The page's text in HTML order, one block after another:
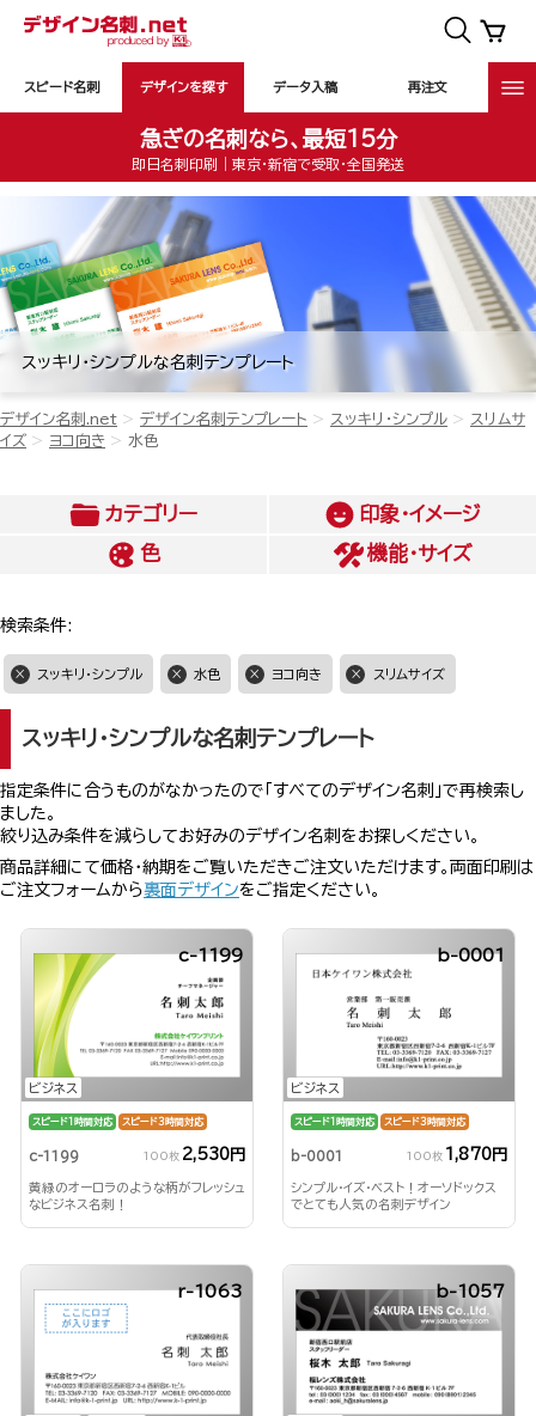
スピード名刺 デザインを探す データ入稿 再注文
急ぎの名刺なら、最短15分
即日名刺印刷｜東京・新宿で受取・全国発送
スッキリ・シンプルな名刺テンプレート
デザイン名刺.net デザイン名刺テンプレート スッキリ・シンプル
スリムサ
イズ
ヨコ向き 水色
カテゴリー
印象・イメージ
色
機能・サイズ
検索条件:
スッキリ・シンプル 水色 ヨコ向き スリムサイズ
スッキリ・シンプルな名刺テンプレート
指定条件に合うものがなかったので「すべてのデザイン名刺」で再検索し
ました。
絞り込み条件を減らしてお好みのデザイン名刺をお探しください。
商品詳細にて価格・納期をご覧いただきご注文いただけます。両面印刷は
ご注文フォームから裏面デザインをご指定ください。
ビジネス
c-1199
スピード1時間対応 スピード3時間対応
c-1199 100枚 2,530円
黄緑のオーロラのような柄がフレッシュ
なビジネス名刺！
ビジネス
b-0001
スピード1時間対応 スピード3時間対応
b-0001 100枚 1,870円
シンプル・イズ・ベスト！オーソドックス
でとても人気の名刺デザイン
r-1063 b-1057